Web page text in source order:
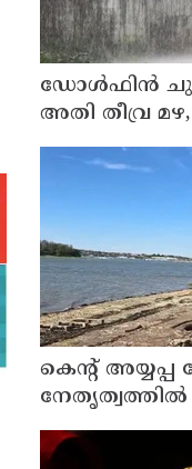
ഡോള്‍ഫിന്‍
അതി തീവ്ര
നിയന്ത്രണം
കെന്റ് അയ്യപ്പ
നേതൃത്വത്തിൽ
ഒരുക്കങ്ങൾ